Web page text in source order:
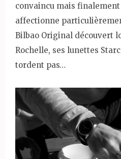
convaincu mais finalement
affectionne
Bilbao Original découvert
Rochelle, ses lunettes
tordent pas…